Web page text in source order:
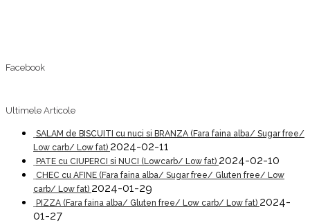
Facebook
Ultimele Articole
SALAM de BISCUITI cu nuci si BRANZA (Fara faina alba/ Sugar free/
Low carb/ Low fat) 2024-02-11
PATE cu CIUPERCI si NUCI (Lowcarb/ Low fat) 2024-02-10
CHEC cu AFINE (Fara faina alba/ Sugar free/ Gluten free/ Low
carb/ Low fat) 2024-01-29
PIZZA (Fara faina alba/ Gluten free/ Low carb/ Low fat) 2024-
01-27